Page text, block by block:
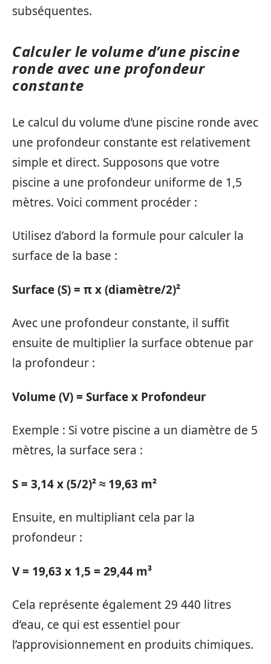
subséquentes.
Calculer le volume d’une piscine
ronde avec une profondeur
constante
Le calcul du volume d’une piscine ronde avec
une profondeur constante est relativement
simple et direct. Supposons que votre
piscine a une profondeur uniforme de 1,5
mètres. Voici comment procéder :
Utilisez d’abord la formule pour calculer la
surface de la base :
Surface (S) = π x (diamètre/2)²
Avec une profondeur constante, il suffit
ensuite de multiplier la surface obtenue par
la profondeur :
Volume (V) = Surface x Profondeur
Exemple : Si votre piscine a un diamètre de 5
mètres, la surface sera :
S = 3,14 x (5/2)² ≈ 19,63 m²
Ensuite, en multipliant cela par la
profondeur :
V = 19,63 x 1,5 = 29,44 m³
Cela représente également 29 440 litres
d’eau, ce qui est essentiel pour
l’approvisionnement en produits chimiques.